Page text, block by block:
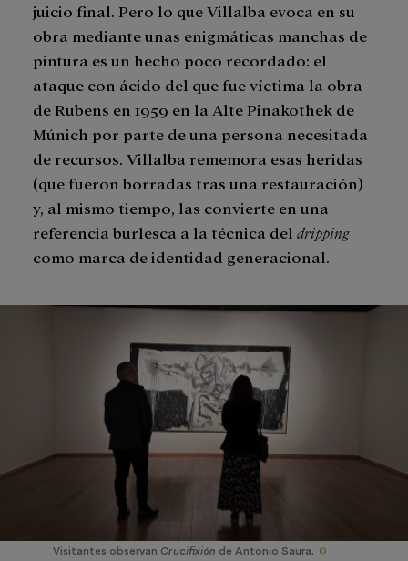
juicio final. Pero lo que Villalba evoca en su
obra mediante unas enigmáticas manchas de
pintura es un hecho poco recordado: el
ataque con ácido del que fue víctima la obra
de Rubens en 1959 en la Alte Pinakothek de
Múnich por parte de una persona necesitada
de recursos. Villalba rememora esas heridas
(que fueron borradas tras una restauración)
y, al mismo tiempo, las convierte en una
referencia burlesca a la técnica del dripping
como marca de identidad generacional.
Visitantes observan Crucifixión de Antonio Saura. ©